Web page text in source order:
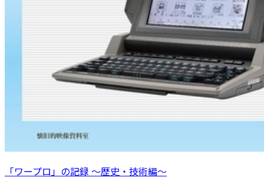
「ワープロ」の記録 ～歴史・技術編～